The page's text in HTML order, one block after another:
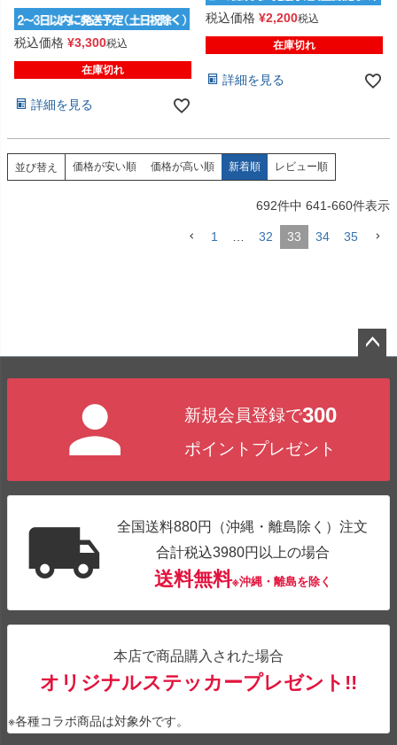
税込価格 ¥3,300税込
在庫切れ
詳細を見る
税込価格 ¥2,200税込
在庫切れ
詳細を見る
並び替え 価格が安い順 価格が高い順 新着順 レビュー順
692件中 641-660件表示
1 32 33 34 35
新規会員登録で300
ポイントプレゼント
全国送料880円（沖縄・離島除く）注文
合計税込3980円以上の場合
送料無料※沖縄・離島を除く
本店で商品購入された場合
オリジナルステッカープレゼント!!
※各種コラボ商品は対象外です。